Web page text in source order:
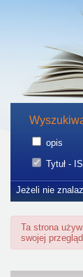
opis
Tytuł -
Jeżeli nie
Ta strona
swojej